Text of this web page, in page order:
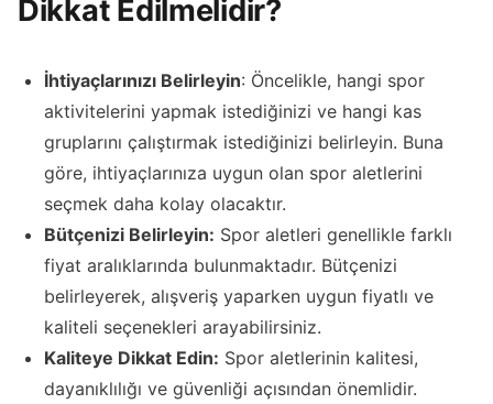
Dikkat Edilmelidir?
İhtiyaçlarınızı Belirleyin: Öncelikle, hangi spor
aktivitelerini yapmak istediğinizi ve hangi kas
gruplarını çalıştırmak istediğinizi belirleyin. Buna
göre, ihtiyaçlarınıza uygun olan spor aletlerini
seçmek daha kolay olacaktır.
Bütçenizi Belirleyin: Spor aletleri genellikle farklı
fiyat aralıklarında bulunmaktadır. Bütçenizi
belirleyerek, alışveriş yaparken uygun fiyatlı ve
kaliteli seçenekleri arayabilirsiniz.
Kaliteye Dikkat Edin: Spor aletlerinin kalitesi,
dayanıklılığı ve güvenliği açısından önemlidir.